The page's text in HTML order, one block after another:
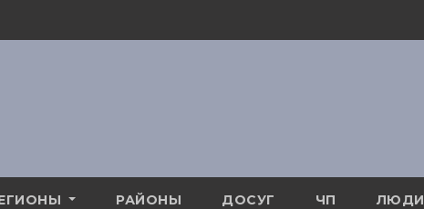
РАЙОНЫ ДОСУГ ЧП ЛЮДИ